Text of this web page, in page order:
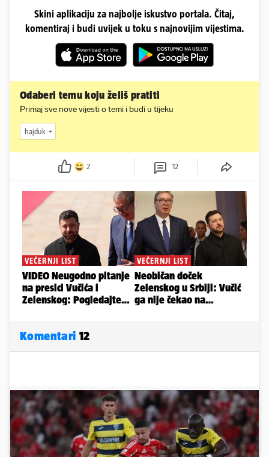
Skini aplikaciju za najbolje iskustvo portala. Čitaj,
komentiraj i budi uvijek u toku s najnovijim vijestima.
Odaberi temu koju želiš pratiti
Primaj sve nove vijesti o temi i budi u tijeku
hajduk
2 12
Komentari 12